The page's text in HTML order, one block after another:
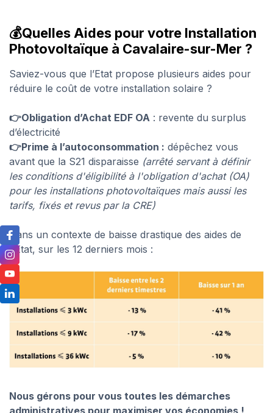
💰Quelles Aides pour votre Installation
Photovoltaïque à Cavalaire-sur-Mer ?
Saviez-vous que l’Etat propose plusieurs aides pour
réduire le coût de votre installation solaire ?
👉Obligation d’Achat EDF OA : revente du surplus
d’électricité
👉Prime à l’autoconsommation : dépêchez vous
avant que la S21 disparaisse (arrêté servant à définir
les conditions d'éligibilité à l'obligation d'achat (OA)
pour les installations photovoltaïques mais aussi les
tarifs, fixés et revus par la CRE)
Dans un contexte de baisse drastique des aides de
l'Etat, sur les 12 derniers mois :
Nous gérons pour vous toutes les démarches